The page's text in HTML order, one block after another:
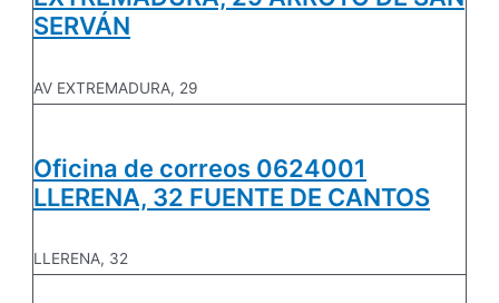
SERVÁN
AV EXTREMADURA, 29
Oficina de correos 0624001
LLERENA, 32 FUENTE DE CANTOS
LLERENA, 32